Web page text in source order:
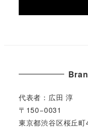
代表者：広田 淳
〒150−0031
東京都渋谷区桜丘